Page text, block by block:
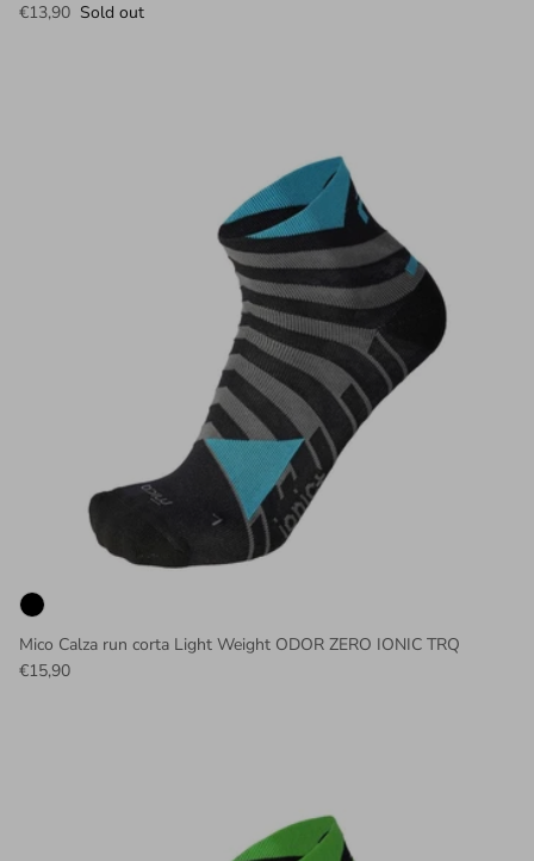
€13,90 Sold out
Mico Calza run corta Light Weight ODOR ZERO IONIC TRQ
€15,90